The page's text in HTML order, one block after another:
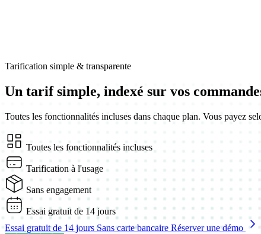
Tarification simple & transparente
Un tarif simple, indexé sur vos
Toutes les fonctionnalités incluses dans chaque plan. Vous payez
Toutes les fonctionnalités incluses
Tarification à l'usage
Sans engagement
Essai gratuit de 14 jours
Essai gratuit de 14 jours Sans carte bancaire Réserver une démo